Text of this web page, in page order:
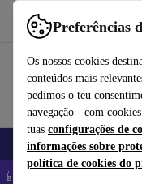
Preferências
Os nossos cookies
conteúdos mais
pedimos o teu
navegação - com
tuas configurações de
informações sobre
política de cookies do
Use o refurbed de forma
Telemóveis
📱 Poupa 5% EXTRA em